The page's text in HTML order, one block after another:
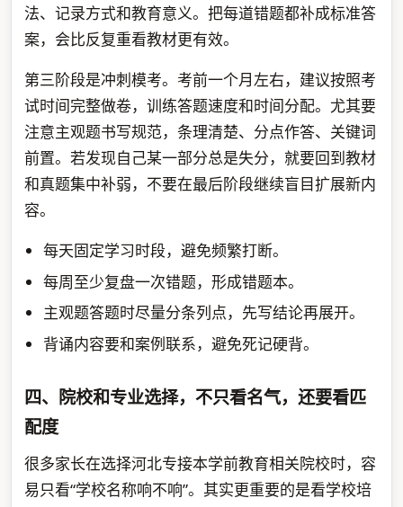
法、记录方式和教育意义。把每道错题都补成标准答
案，会比反复重看教材更有效。
第三阶段是冲刺模考。考前一个月左右，建议按照考
试时间完整做卷，训练答题速度和时间分配。尤其要
注意主观题书写规范，条理清楚、分点作答、关键词
前置。若发现自己某一部分总是失分，就要回到教材
和真题集中补弱，不要在最后阶段继续盲目扩展新内
容。
每天固定学习时段，避免频繁打断。
每周至少复盘一次错题，形成错题本。
主观题答题时尽量分条列点，先写结论再展开。
背诵内容要和案例联系，避免死记硬背。
四、院校和专业选择，不只看名气，还要看匹
配度
很多家长在选择河北专接本学前教育相关院校时，容
易只看“学校名称响不响”。其实更重要的是看学校培